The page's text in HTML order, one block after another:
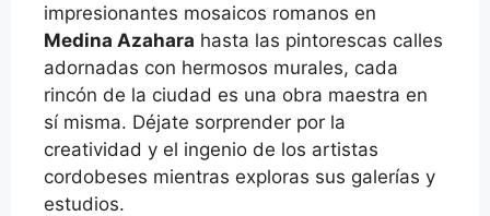
impresionantes mosaicos romanos en
Medina Azahara hasta las pintorescas calles
adornadas con hermosos murales, cada
rincón de la ciudad es una obra maestra en
sí misma. Déjate sorprender por la
creatividad y el ingenio de los artistas
cordobeses mientras exploras sus galerías y
estudios.